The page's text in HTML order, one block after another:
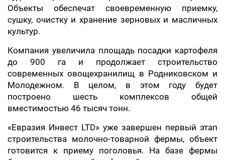
Объекты обеспечат своевременную приемку,
сушку, очистку и хранение зерновых и масличных
культур.
Компания увеличила площадь посадки картофеля
до 900 га и продолжает строительство
современных овощехранилищ в Родниковском и
Молодежном. В целом, в этом году будет
построено шесть комплексов общей
вместимостью 46 тысяч тонн.
«Евразия Инвест LTD» уже завершен первый этап
строительства молочно-товарной фермы, объект
готовится к приему поголовья. На базе фермы